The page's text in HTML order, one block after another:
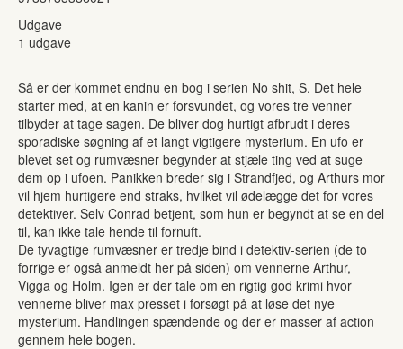
Udgave
1 udgave
Så er der kommet endnu en bog i serien No shit, S. Det hele
starter med, at en kanin er forsvundet, og vores tre venner
tilbyder at tage sagen. De bliver dog hurtigt afbrudt i deres
sporadiske søgning af et langt vigtigere mysterium. En ufo er
blevet set og rumvæsner begynder at stjæle ting ved at suge
dem op i ufoen. Panikken breder sig i Strandfjed, og Arthurs mor
vil hjem hurtigere end straks, hvilket vil ødelægge det for vores
detektiver. Selv Conrad betjent, som hun er begyndt at se en del
til, kan ikke tale hende til fornuft.
De tyvagtige rumvæsner er tredje bind i detektiv-serien (de to
forrige er også anmeldt her på siden) om vennerne Arthur,
Vigga og Holm. Igen er der tale om en rigtig god krimi hvor
vennerne bliver max presset i forsøgt på at løse det nye
mysterium. Handlingen spændende og der er masser af action
gennem hele bogen.